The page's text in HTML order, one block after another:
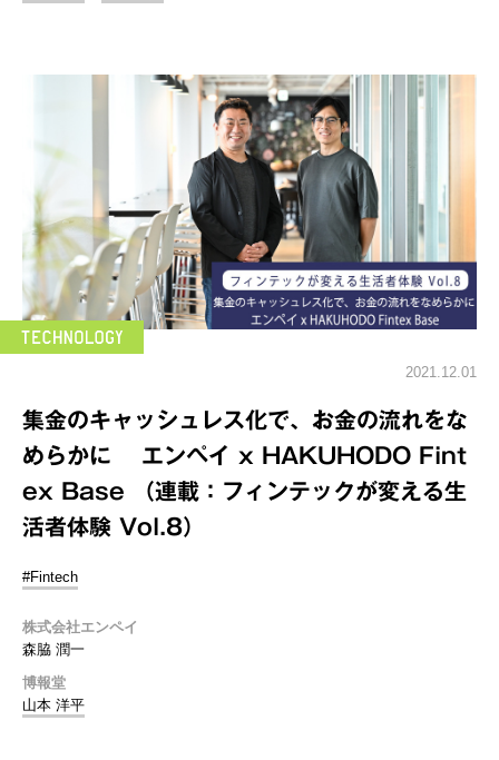
2021.12.01
集金のキャッシュレス化で、お金の流れをな
めらかに エンペイ x HAKUHODO Fint
ex Base （連載：フィンテックが変える生
活者体験 Vol.8）
#Fintech
株式会社エンペイ
森脇 潤一
博報堂
山本 洋平